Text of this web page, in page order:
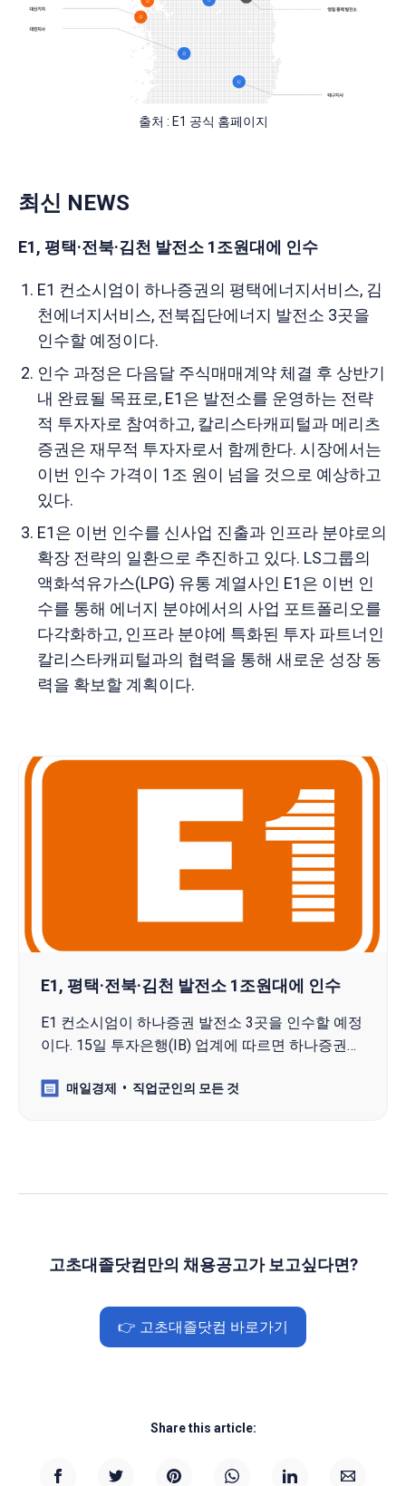
출처 : E1 공식 홈페이지
최신 NEWS
E1, 평택·전북·김천 발전소 1조원대에 인수
E1 컨소시엄이 하나증권의 평택에너지서비스, 김
천에너지서비스, 전북집단에너지 발전소 3곳을
인수할 예정이다.
인수 과정은 다음달 주식매매계약 체결 후 상반기
내 완료될 목표로, E1은 발전소를 운영하는 전략
적 투자자로 참여하고, 칼리스타캐피털과 메리츠
증권은 재무적 투자자로서 함께한다. 시장에서는
이번 인수 가격이 1조 원이 넘을 것으로 예상하고
있다.
E1은 이번 인수를 신사업 진출과 인프라 분야로의
확장 전략의 일환으로 추진하고 있다. LS그룹의
액화석유가스(LPG) 유통 계열사인 E1은 이번 인
수를 통해 에너지 분야에서의 사업 포트폴리오를
다각화하고, 인프라 분야에 특화된 투자 파트너인
칼리스타캐피털과의 협력을 통해 새로운 성장 동
력을 확보할 계획이다.
E1, 평택·전북·김천 발전소 1조원대에 인수
E1 컨소시엄이 하나증권 발전소 3곳을 인수할 예정
이다. 15일 투자은행(IB) 업계에 따르면 하나증권은
단에너지 매각 우선협상대상자로 E1·칼리스타캐피
매일경제 직업군인의 모든 것
고초대졸닷컴만의 채용공고가 보고싶다면?
👉 고초대졸닷컴 바로가기
Share this article: